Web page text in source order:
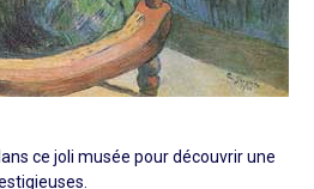
ce joli musée pour découvrir une